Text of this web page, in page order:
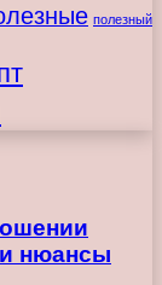
полезный
нюансы